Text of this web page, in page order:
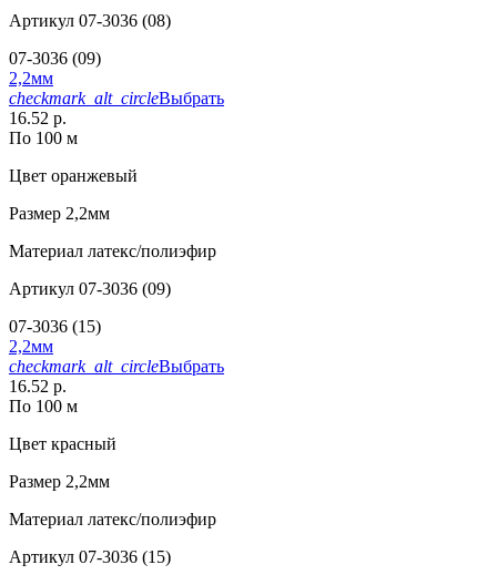
Артикул 07-3036 (08)
07-3036 (09)
2,2мм
checkmark_alt_circleВыбрать
16.52 р.
По 100 м
Цвет оранжевый
Размер 2,2мм
Материал латекс/полиэфир
Артикул 07-3036 (09)
07-3036 (15)
2,2мм
checkmark_alt_circleВыбрать
16.52 р.
По 100 м
Цвет красный
Размер 2,2мм
Материал латекс/полиэфир
Артикул 07-3036 (15)